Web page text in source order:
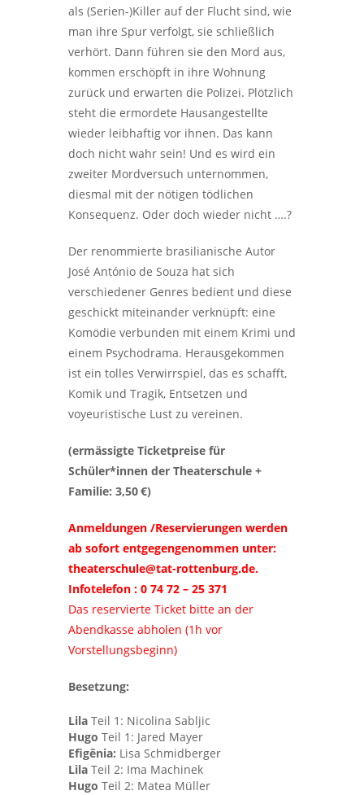
als (Serien-)Killer auf der Flucht sind, wie
man ihre Spur verfolgt, sie schließlich
verhört. Dann führen sie den Mord aus,
kommen erschöpft in ihre Wohnung
zurück und erwarten die Polizei. Plötzlich
steht die ermordete Hausangestellte
wieder leibhaftig vor ihnen. Das kann
doch nicht wahr sein! Und es wird ein
zweiter Mordversuch unternommen,
diesmal mit der nötigen tödlichen
Konsequenz. Oder doch wieder nicht ….?
Der renommierte brasilianische Autor
José António de Souza hat sich
verschiedener Genres bedient und diese
geschickt miteinander verknüpft: eine
Komödie verbunden mit einem Krimi und
einem Psychodrama. Herausgekommen
ist ein tolles Verwirrspiel, das es schafft,
Komik und Tragik, Entsetzen und
voyeuristische Lust zu vereinen.
(ermässigte Ticketpreise für
Schüler*innen der Theaterschule +
Familie: 3,50 €)
Anmeldungen /Reservierungen werden
ab sofort entgegengenommen unter:
theaterschule@tat-rottenburg.de.
Infotelefon : 0 74 72 – 25 371
Das reservierte Ticket bitte an der
Abendkasse abholen (1h vor
Vorstellungsbeginn)
Besetzung:
Lila Teil 1: Nicolina Sabljic
Hugo Teil 1: Jared Mayer
Efigênia: Lisa Schmidberger
Lila Teil 2: Ima Machinek
Hugo Teil 2: Matea Müller